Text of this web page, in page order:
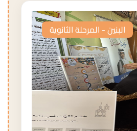
البنين - المرحلة الثانوية